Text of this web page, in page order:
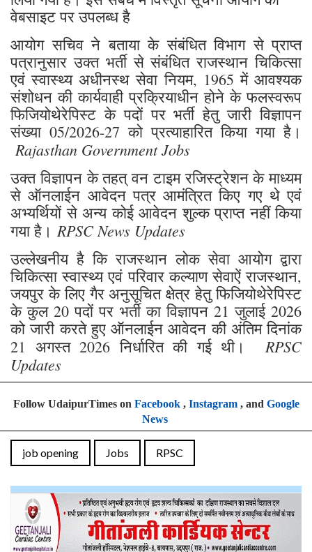
वेबसाइट पर उपलब्ध है
आयोग सचिव ने बताया के संबंधित विभाग से प्राप्त
पत्रानुसार उक्त भर्ती से संबंधित राजस्थान चिकित्सा
एवं स्वास्थ्य अधीनस्थ सेवा नियम, 1965 में आवश्यक
संशोधन की कार्यवाही प्रक्रियाधीन होने के फलस्वरूप
फिजियोथेरेपिस्ट के पदों पर भर्ती हेतु जारी विज्ञापन
संख्या 05/2026-27 को प्रत्याहारित किया गया है।
Rajasthan Government Jobs
उक्त विज्ञापन के तहत् वन टाइम रजिस्ट्रेशन के माध्यम
से ऑनलाईन आवेदन पत्र आमंत्रित किए गए थे एवं
अभ्यर्थियों से अन्य कोई आवेदन शुल्क प्राप्त नहीं किया
गया है। RPSC News Updates
उल्लेखनीय है कि राजस्थान लोक सेवा आयोग द्वारा
चिकित्सा स्वास्थ्य एवं परिवार कल्याण सेवाऐं राजस्थान,
जयपुर के लिए गैर अनुसूचित क्षेत्र हेतु फिजियोथेरेपिस्ट
के कुल 20 पदों पर भर्ती का विज्ञापन 21 जुलाई 2026
को जारी करते हुए ऑनलाईन आवेदन की अंतिम दिनांक
21 अगस्त 2026 निर्धारित की गई थी। RPSC
Updates
Follow UdaipurTimes on Facebook, Instagram, and Google
News
job opening Jobs RPSC